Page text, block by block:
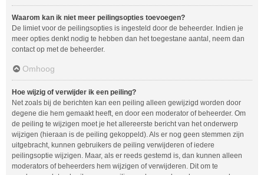
Waarom kan ik niet meer peilingsopties toevoegen?
De limiet voor de peilingsopties is ingesteld door de beheerder. Indien je
meer opties denkt nodig te hebben dan het toegestane aantal, neem dan
contact op met de beheerder.
Omhoog
Hoe wijzig of verwijder ik een peiling?
Net zoals bij de berichten kan een peiling alleen gewijzigd worden door
degene die hem gemaakt heeft, en door een moderator of beheerder. Om
de peiling te wijzigen moet je het allereerste bericht van het onderwerp
wijzigen (hieraan is de peiling gekoppeld). Als er nog geen stemmen zijn
uitgebracht, kunnen gebruikers de peiling verwijderen of iedere
peilingsoptie wijzigen. Maar, als er reeds gestemd is, dan kunnen alleen
moderators of beheerders hem wijzigen of verwijderen. Dit om te